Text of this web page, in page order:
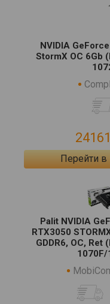
NVIDIA
StormX OC 6Gb
24161
Перейти в
Palit NVIDIA
RTX3050
GDDR6, OC, Ret
1070F/